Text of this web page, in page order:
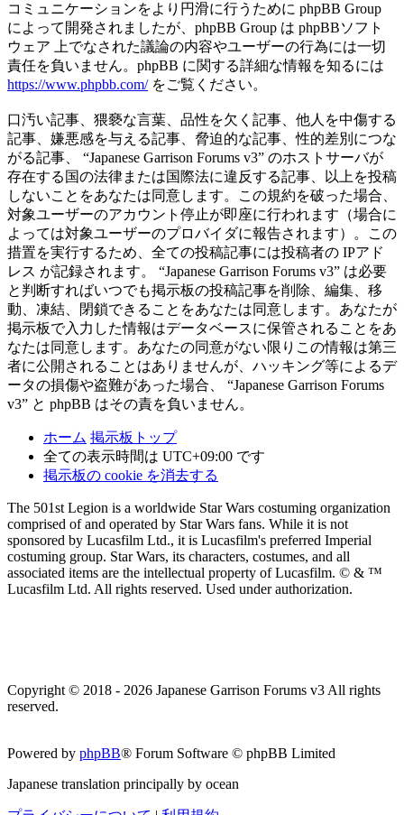
コミュニケーションをより円滑に行うために phpBB Group
によって開発されましたが、phpBB Group は phpBBソフト
ウェア 上でなされた議論の内容やユーザーの行為には一切
責任を負いません。phpBB に関する詳細な情報を知るには
https://www.phpbb.com/をご覧ください。
口汚い記事、猥褻な言葉、品性を欠く記事、他人を中傷する
記事、嫌悪感を与える記事、脅迫的な記事、性的差別につな
がる記事、 “Japanese Garrison Forums v3” のホストサーバが
存在する国の法律または国際法に違反する記事、以上を投稿
しないことをあなたは同意します。この規約を破った場合、
対象ユーザーのアカウント停止が即座に行われます（場合に
よっては対象ユーザーのプロバイダに報告されます）。この
措置を実行するため、全ての投稿記事には投稿者の IPアド
レス が記録されます。 “Japanese Garrison Forums v3” は必要
と判断すればいつでも掲示板の投稿記事を削除、編集、移
動、凍結、閉鎖できることをあなたは同意します。あなたが
掲示板で入力した情報はデータベースに保管されることをあ
なたは同意します。あなたの同意がない限りこの情報は第三
者に公開されることはありませんが、ハッキング等によるデ
ータの損傷や盗難があった場合、 “Japanese Garrison Forums
v3” と phpBB はその責を負いません。
ホーム 掲示板トップ
全ての表示時間は UTC+09:00 です
掲示板の cookie を消去する
The 501st Legion is a worldwide Star Wars costuming organization
comprised of and operated by Star Wars fans. While it is not
sponsored by Lucasfilm Ltd., it is Lucasfilm's preferred Imperial
costuming group. Star Wars, its characters, costumes, and all
associated items are the intellectual property of Lucasfilm. © & ™
Lucasfilm Ltd. All rights reserved. Used under authorization.
Copyright © 2018 - 2026 Japanese Garrison Forums v3 All rights
reserved.
Powered by phpBB® Forum Software © phpBB Limited
Japanese translation principally by ocean